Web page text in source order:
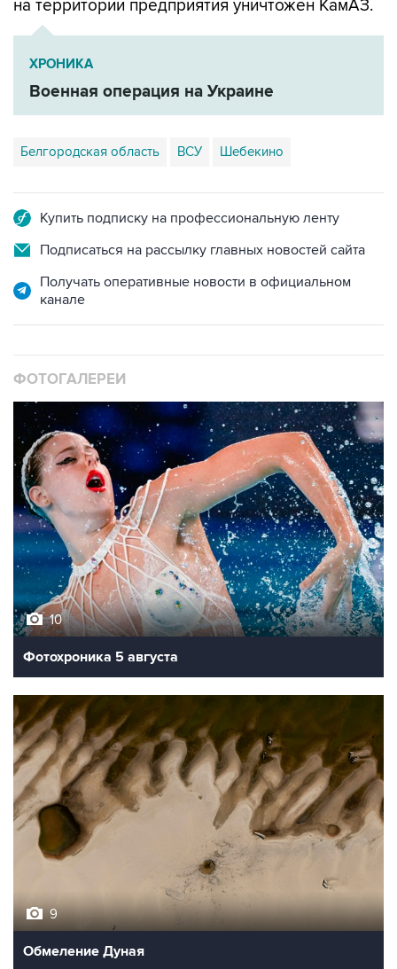
на территории предприятия уничтожен КамАЗ.
ХРОНИКА
Военная операция на Украине
Белгородская область ВСУ Шебекино
Купить подписку на профессиональную ленту
Подписаться на рассылку главных новостей сайта
Получать оперативные новости в официальном
канале
ФОТОГАЛЕРЕИ
10
Фотохроника 5 августа
9
Обмеление Дуная